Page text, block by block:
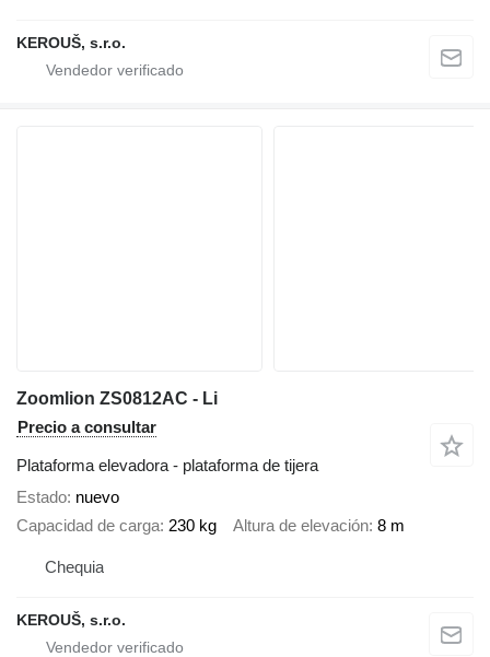
KEROUŠ, s.r.o.
Zoomlion ZS0812AC - Li
Precio a consultar
Plataforma elevadora - plataforma de tijera
Estado nuevo
Capacidad de carga 230 kg Altura de elevación 8 m
Chequia
KEROUŠ, s.r.o.